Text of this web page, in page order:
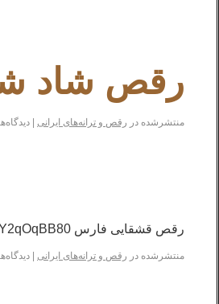
رقص شاد
منتشرشده در رقص و ترانه‌های ایرانی
رقص قشقایی فارس https://www.youtube.com/watch?v=NiY2qOqBB80
منتشرشده در رقص و ترانه‌های ایرانی